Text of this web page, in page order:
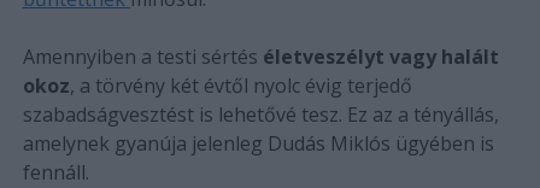
Amennyiben a testi sértés életveszélyt vagy halált
okoz, a törvény két évtől nyolc évig terjedő
szabadságvesztést is lehetővé tesz. Ez az a tényállás,
amelynek gyanúja jelenleg Dudás Miklós ügyében is
fennáll.